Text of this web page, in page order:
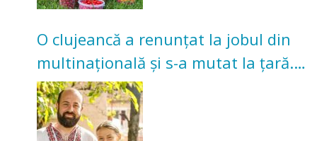
O clujeancă a renunțat la jobul din
multinațională și s-a mutat la țară.
Acum cultivă legume în grădina
bunicilor